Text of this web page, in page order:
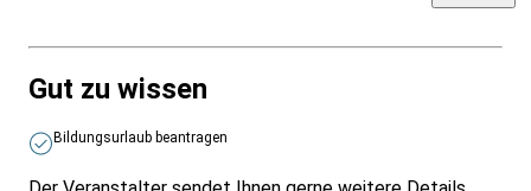
Gut zu wissen
Bildungsurlaub beantragen